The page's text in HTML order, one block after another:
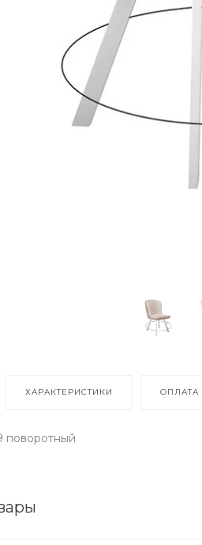
ХАРАКТЕРИСТИКИ ОПЛАТА
поворотный